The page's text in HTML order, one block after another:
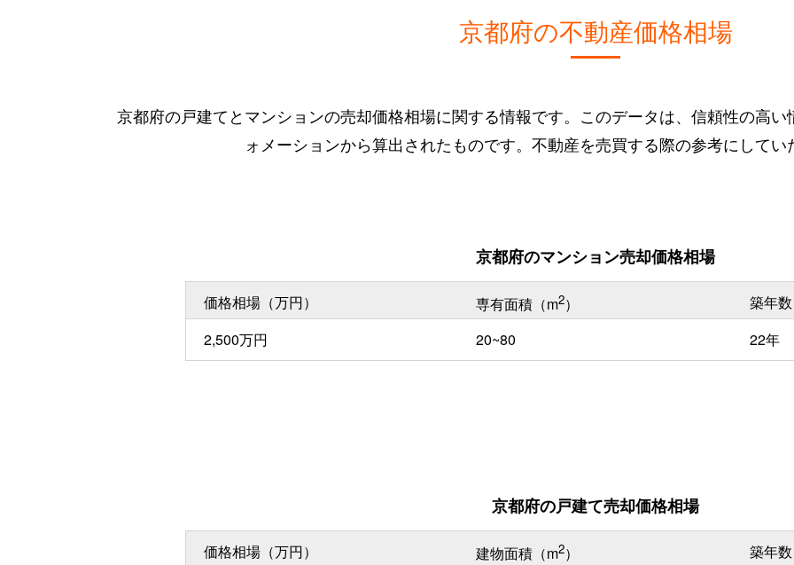
京都府の不動産価格相場
京都府の戸建てとマンションの売却価格相場に関する情報です。このデータは、信頼性の高
ォメーションから算出されたものです。不動産を売買する際の参考にして
京都府のマンション売却価格相場
価格相場（万円） 専有面積（m2）
築年
2,500万円
20~80 22年
京都府の戸建て売却価格相場
価格相場（万円） 建物面積（m2）
築年